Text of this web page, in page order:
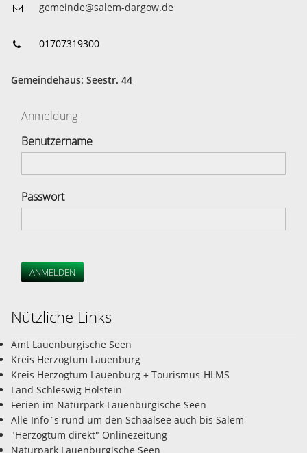
gemeinde@salem-dargow.de
01707319300
Gemeindehaus: Seestr. 44
Anmeldung
Benutzername
Passwort
ANMELDEN
Nützliche Links
Amt Lauenburgische Seen
Kreis Herzogtum Lauenburg
Kreis Herzogtum Lauenburg + Tourismus-HLMS
Land Schleswig Holstein
Ferien im Naturpark Lauenburgische Seen
Alle Info`s rund um den Schaalsee auch bis Salem
"Herzogtum direkt" Onlinezeitung
Naturpark Lauenburgische Seen